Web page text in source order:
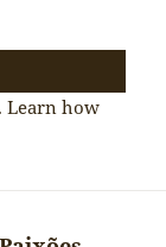
Learn how